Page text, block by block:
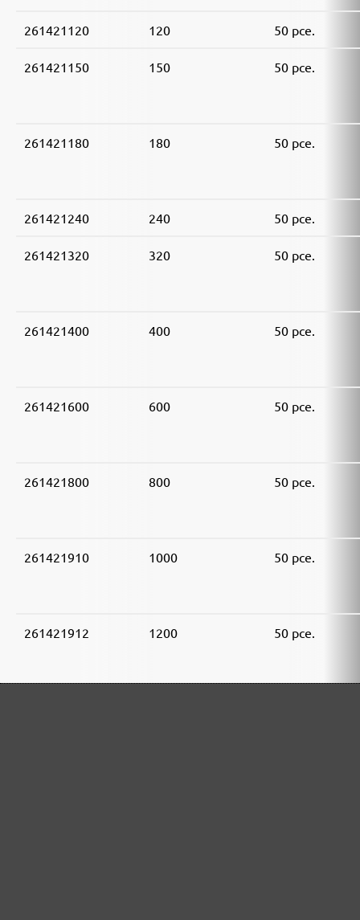
261421120 120 50 pce.
261421150 150 50 pce.
261421180 180 50 pce.
261421240 240 50 pce.
261421320 320 50 pce.
261421400 400 50 pce.
261421600 600 50 pce.
261421800 800 50 pce.
261421910 1000 50 pce.
261421912 1200 50 pce.